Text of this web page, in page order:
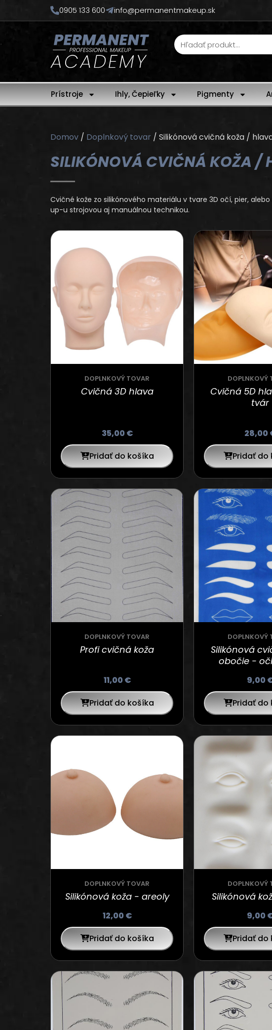
0905 133 600 info@permanentmakeup.sk
Prístroje Ihly, Čepieľky Pigmenty
Domov / Doplnkový tovar / Silikónová cvičná koža /
SILIKÓNOVÁ CVIČNÁ KOŽA /
Cvičné kože zo silikónového materiálu v tvare 3D očí, pier,
up-u strojovou aj manuálnou technikou.
DOPLNKOVÝ TOVAR
Cvičná 3D hlava
35,00€
Pridať do košíka
DOPLNKOVÝ
Cvičná 5D
tvár
28,00
Pridať do
DOPLNKOVÝ TOVAR
Profi cvičná koža
11,00€
Pridať do košíka
DOPLNKOVÝ
Silikónová
obočie -
9,00
Pridať do
DOPLNKOVÝ TOVAR
Silikónová koža - areoly
12,00€
Pridať do košíka
DOPLNKOVÝ
Silikónová
9,00
Pridať do